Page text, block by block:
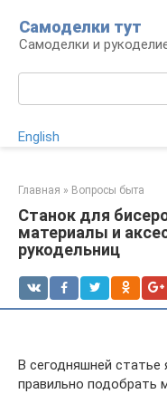
контенту
Самоделки тут
Самоделки и
English
Главная » Вопросы быта
Станок для
материалы и
рукодельниц
В сегодняшней статье
правильно подобрать